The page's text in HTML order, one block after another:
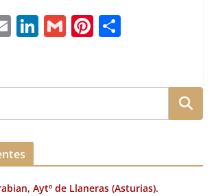
E
l
Li
e
dI
G
l
Pi
re
st
p
a
ir
Aytº de Llaneras (Asturias).